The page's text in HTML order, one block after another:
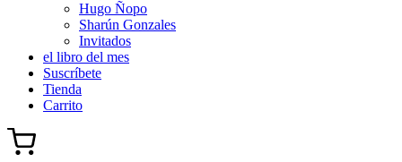
Hugo Ñopo
Sharún Gonzales
Invitados
el libro del mes
Suscríbete
Tienda
Carrito